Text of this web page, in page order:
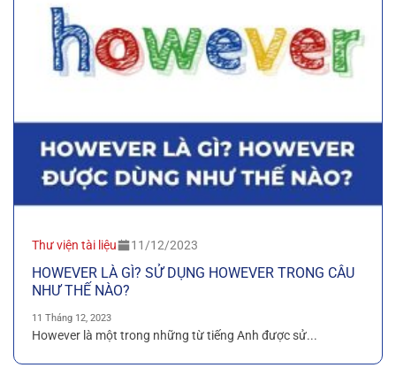
Thư viện tài liệu 11/12/2023
HOWEVER LÀ GÌ? SỬ DỤNG HOWEVER TRONG CÂU
NHƯ THẾ NÀO?
11 Tháng 12, 2023
However là một trong những từ tiếng Anh được sử...